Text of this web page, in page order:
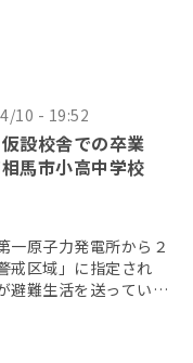
10 - 19:52
設校舎での卒業
馬市小高中学校
一原子力発電所から２
戒区域」に指定され
避難生活を送ってい
中学校は、現在、原